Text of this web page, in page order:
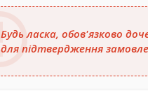
Будь ласка, обов'язково
для підтвердження